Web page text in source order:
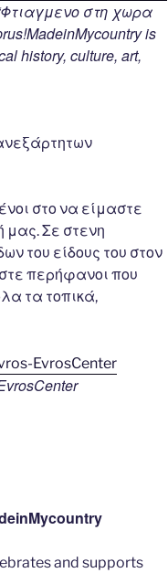
στη χωρα
is
history, culture, art,
στο να είμαστε
μας. Σε στενη
του είδους του στον
περήφανοι που
τα τοπικά,
and supports